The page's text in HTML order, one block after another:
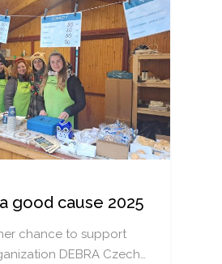
good cause 2025
chance to support
DEBRA Czech…